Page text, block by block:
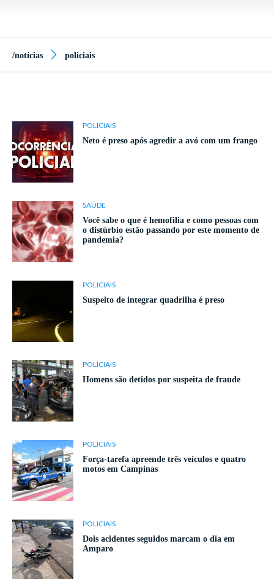
/notícias policiais
POLICIAIS
Neto é preso após agredir a avó com um frango
SAÚDE
Você sabe o que é hemofilia e como pessoas com
o distúrbio estão passando por este momento de
pandemia?
POLICIAIS
Suspeito de integrar quadrilha é preso
POLICIAIS
Homens são detidos por suspeita de fraude
POLICIAIS
Força-tarefa apreende três veículos e quatro
motos em Campinas
POLICIAIS
Dois acidentes seguidos marcam o dia em
Amparo